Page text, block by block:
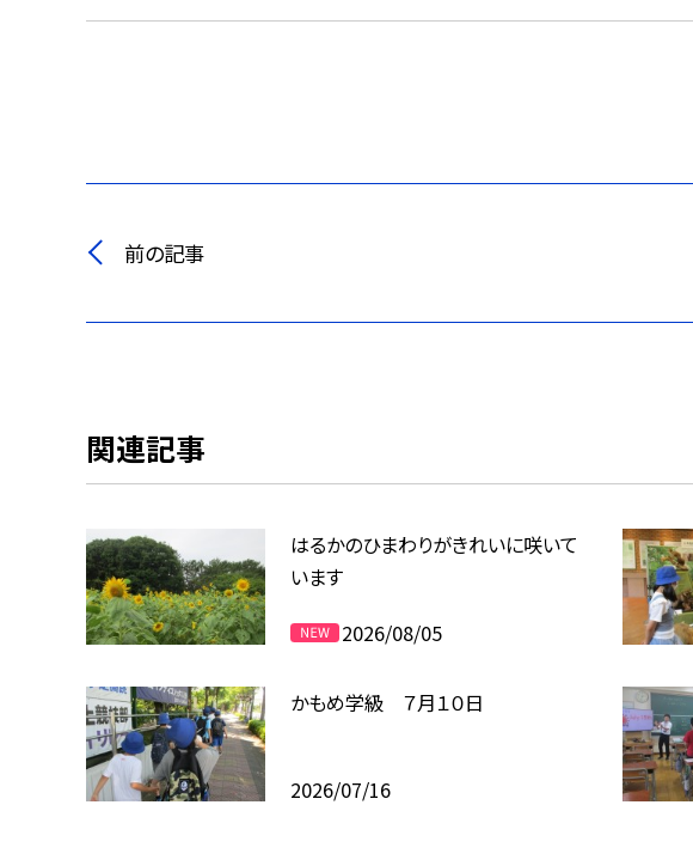
前の記事
関連記事
はるかのひまわりがきれいに咲いて
います
2026/08/05
かもめ学級 ７月１０日
2026/07/16